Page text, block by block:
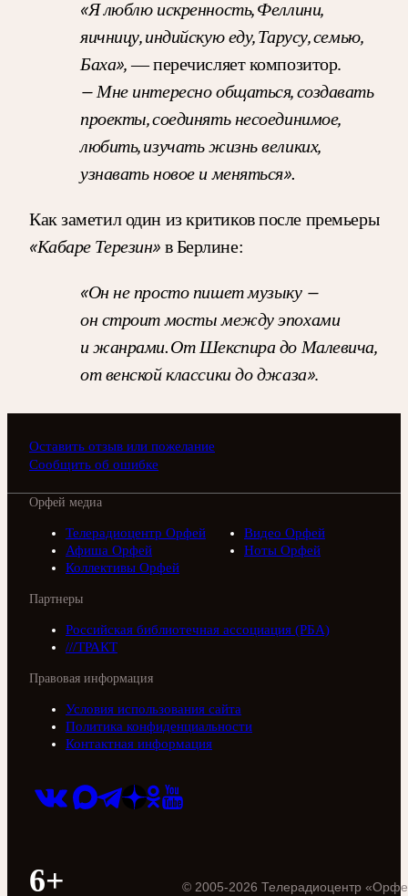
«Я люблю искренность, Феллини,
яичницу, индийскую еду, Тарусу, семью,
Баха»,— перечисляет композитор.
— Мне интересно общаться, создавать
проекты, соединять несоединимое,
любить, изучать жизнь великих,
узнавать новое и меняться».
Как заметил один из критиков после премьеры
«Кабаре Терезин»в Берлине:
«Он не просто пишет музыку —
он строит мосты между эпохами
и жанрами. От Шекспира до Малевича,
от венской классики до джаза».
Оставить отзыв или пожелание
Сообщить об ошибке
Орфей медиа
Телерадиоцентр Орфей
Видео Орфей
Афиша Орфей
Ноты Орфей
Коллективы Орфей
Партнеры
Российская библиотечная ассоциация (РБА)
///ТРАКТ
Правовая информация
Условия использования сайта
Политика конфиденциальности
Контактная информация
6+ © 2005-2026 Телерадиоцентр